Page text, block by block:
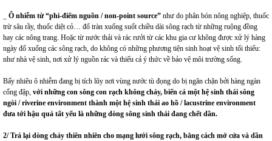
Ô nhiễm từ “phi-điểm nguồn / non-point source” như do phân bón nông nghiệp, thuốc
trừ sâu rầy, thuốc diệt cỏ… đổ tràn xuống suốt chiều dài sông rạch từ những ruộng đồng
hay các nông trang. Hoặc từ nước thải và rác rưởi từ các khu gia cư không được xử lý hàng
ngày đổ xuống các sông rạch, do không có những phương tiện sinh hoạt vệ sinh tối thiểu:
như nhà vệ sinh, nơi xử lý nguồn rác và thiếu cả ý thức về bảo vệ môi trường sống.
Bấy nhiêu ô nhiễm đang bị tích lũy nơi vùng nước tù đọng do bị ngăn chặn bởi hàng ngàn
cống đập, với những con sông con rạch không chảy, biến cả một hệ sinh thái sông
ngòi / riverine environment thành một hệ sinh thái ao hồ / lacustrine environment
đưa tới hậu quả tất yếu là những dòng sông sinh thái đang chết dần.
2/ Trả lại dòng chảy thiên nhiên cho mạng lưới sông rạch, bằng cách mở cửa và dần